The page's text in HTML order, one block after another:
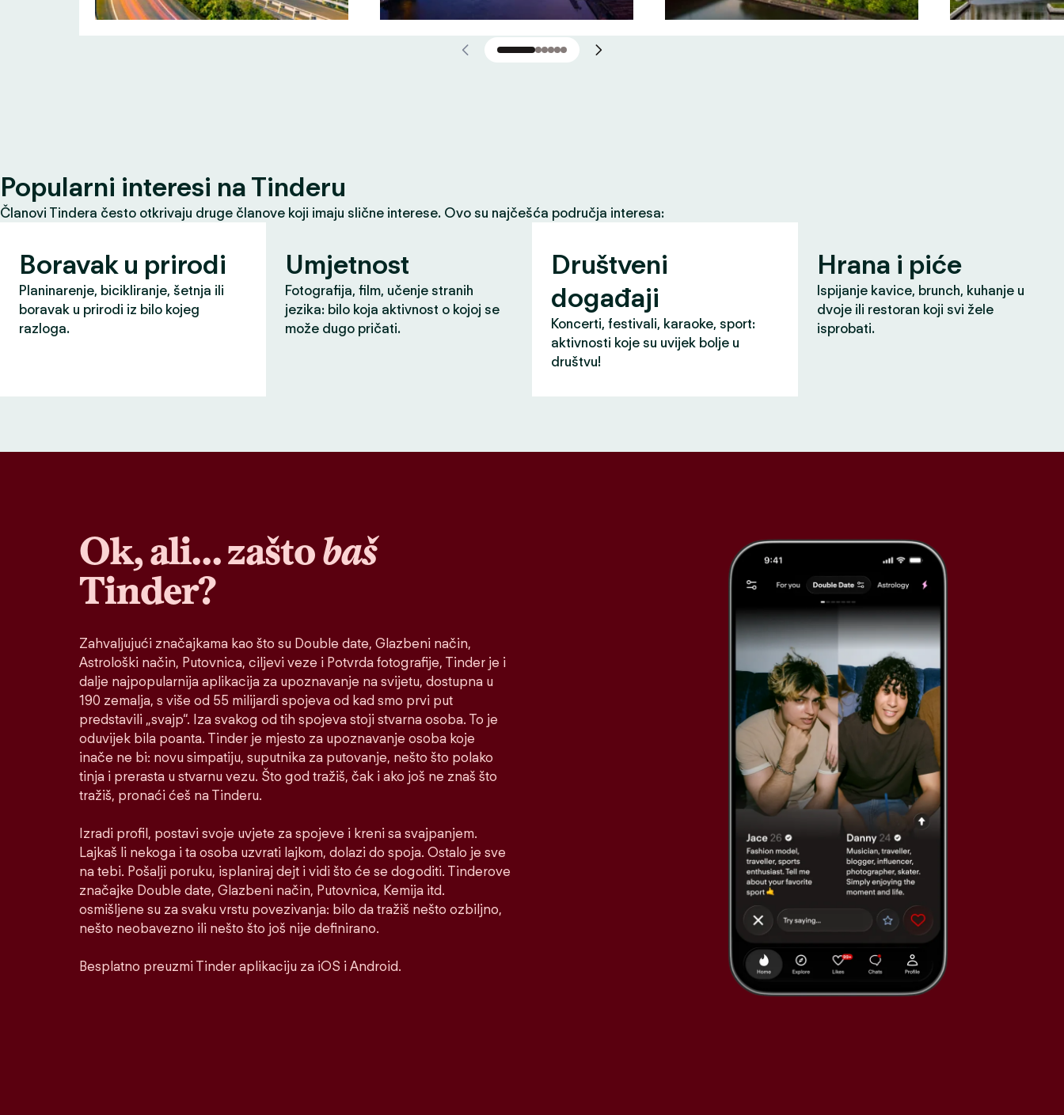
Popularni interesi na Tinderu
Članovi Tindera često otkrivaju druge članove koji imaju slične interese. Ovo su najčešća područja interesa:
Boravak u prirodi
Planinarenje, bicikliranje, šetnja ili
boravak u prirodi iz bilo kojeg
razloga.
Umjetnost
Fotografija, film, učenje stranih
jezika: bilo koja aktivnost o kojoj se
može dugo pričati.
Društveni
događaji
Koncerti, festivali, karaoke, sport:
aktivnosti koje su uvijek bolje u
društvu!
Hrana i piće
Ispijanje kavice, brunch, kuhanje u
dvoje ili restoran koji svi žele
isprobati.
Ok, ali… zaštobaš
Tinder?
Zahvaljujući značajkama kao što su Double date, Glazbeni način,
Astrološki način, Putovnica, ciljevi veze i Potvrda fotografije, Tinder je i
dalje najpopularnija aplikacija za upoznavanje na svijetu, dostupna u
190 zemalja, s više od 55 milijardi spojeva od kad smo prvi put
predstavili „svajp“. Iza svakog od tih spojeva stoji stvarna osoba. To je
oduvijek bila poanta. Tinder je mjesto za upoznavanje osoba koje
inače ne bi: novu simpatiju, suputnika za putovanje, nešto što polako
tinja i prerasta u stvarnu vezu. Što god tražiš, čak i ako još ne znaš što
tražiš, pronaći ćeš na Tinderu.
Izradi profil, postavi svoje uvjete za spojeve i kreni sa svajpanjem.
Lajkaš li nekoga i ta osoba uzvrati lajkom, dolazi do spoja. Ostalo je sve
na tebi. Pošalji poruku, isplaniraj dejt i vidi što će se dogoditi. Tinderove
značajke Double date, Glazbeni način, Putovnica, Kemija itd.
osmišljene su za svaku vrstu povezivanja: bilo da tražiš nešto ozbiljno,
nešto neobavezno ili nešto što još nije definirano.
Besplatno preuzmi Tinder aplikaciju za iOS i Android.